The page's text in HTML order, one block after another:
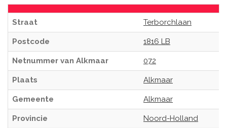
Straat Terborchlaan
Postcode 1816 LB
Netnummer van Alkmaar 072
Plaats Alkmaar
Gemeente Alkmaar
Provincie Noord-Holland